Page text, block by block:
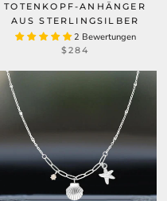
TOTENKOPF-ANHÄNGER
AUS STERLINGSILBER
2 Bewertungen
$284